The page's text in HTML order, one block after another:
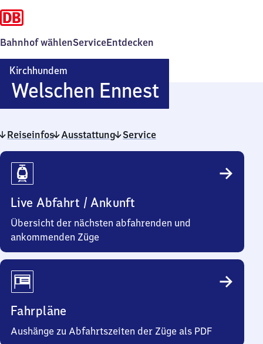
Bahnhof wählenServiceEntdecken
Kirchhundem
Welschen Ennest
Welschen
Reiseinfos Ausstattung Service
Reiseinfos
Live Abfahrt / Ankunft
Übersicht der nächsten abfahrenden und
ankommenden Züge
Fahrpläne
Aushänge zu Abfahrtszeiten der Züge als PDF